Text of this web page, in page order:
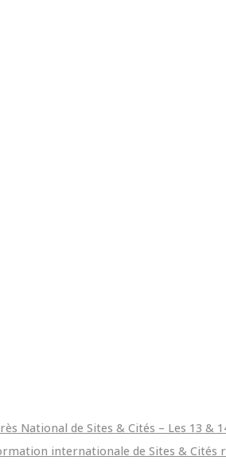
National de Sites & Cités – Les 13 &
internationale de Sites & Cités